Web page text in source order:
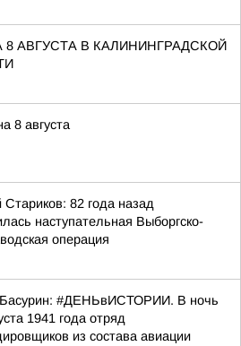
8 АВГУСТА В КАЛИНИНГРАДСКОЙ
8 августа
Стариков: 82 года назад
наступательная Выборгско-
операция
#ДЕНЬвИСТОРИИ. В ночь
1941 года отряд
из состава авиации